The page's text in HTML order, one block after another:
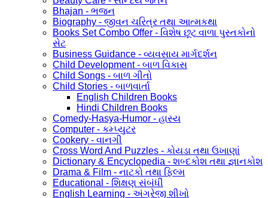
Bhajan - ભજન
Biography - જીવન ચરિત્ર તથા આત્મકથા
Books Set Combo Offer - વિશેષ છૂટ વાળા પુસ્તકોનો
સેટ
Business Guidance - વ્યવસાય માર્ગદર્શન
Child Development - બાળ વિકાસ
Child Songs - બાળ ગીતો
Child Stories - બાળવાર્તા
English Children Books
Hindi Children Books
Comedy-Hasya-Humor - હાસ્ય
Computer - કમ્પ્યુટર
Cookery - વાનગી
Cross Word And Puzzles - કોયડા તથા ઉખાણાં
Dictionary & Encyclopedia - શબ્દકોશ તથા જ્ઞાનકોશ
Drama & Film - નાટકો તથા ફિલ્મ
Educational - શિક્ષણ સંબંધી
English Learning - અંગ્રેજી શીખો